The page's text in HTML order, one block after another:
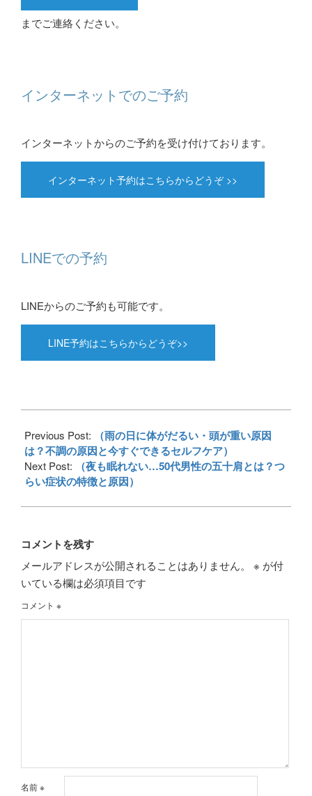
までご連絡ください。
インターネットでのご予約
インターネットからのご予約を受け付けております。
インターネット予約はこちらからどうぞ >>
LINEでの予約
LINEからのご予約も可能です。
LINE予約はこちらからどうぞ>>
04-
04
Previous Post:
（雨の日に体がだるい・頭が重い原因
は？不調の原因と今すぐできるセルフケア）
Next Post:
（夜も眠れない…50代男性の五十肩とは？つ
らい症状の特徴と原因）
コメントを残す
メールアドレスが公開されることはありません。 ※ が付
いている欄は必須項目です
コメント ※
名前※